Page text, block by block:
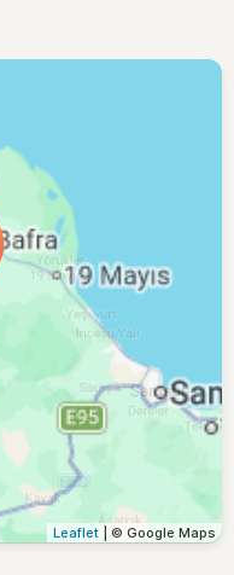
Leaflet | © Google Maps